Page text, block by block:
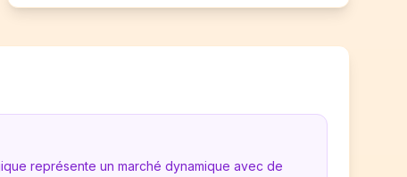
représente un marché dynamique avec de